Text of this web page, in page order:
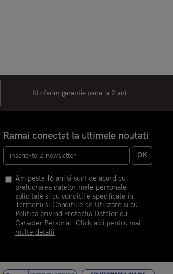
Iti oferim garantie pana la 2 ani
Ramai conectat la ultimele noutati
OK
Am peste 16 ani si sunt de acord cu
prelucrarea datelor mele personale
solicitate si cu conditiile specificate in
Termenii si Conditiile de Utilizare si cu
Politica privind Protectia Datelor cu
Caracter Personal. Click aici pentru mai
multe detalii